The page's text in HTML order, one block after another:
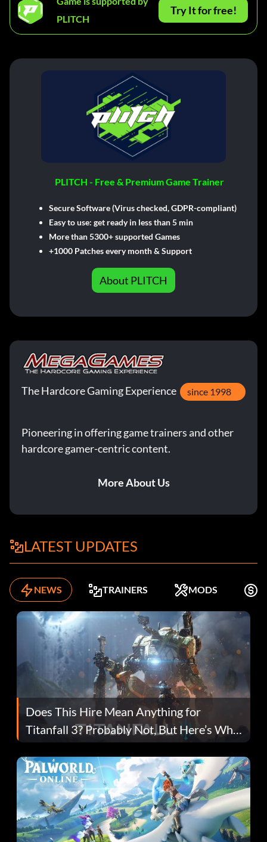
PLITCH
Try It for free!
PLITCH - Free & Premium Game Trainer
Secure Software (Virus checked, GDPR-compliant)
Easy to use: get ready in less than 5 min
More than 5300+ supported Games
+1000 Patches every month & Support
About PLITCH
The Hardcore Gaming Experience since 1998
Pioneering in offering game trainers and other
hardcore gamer-centric content.
More About Us
LATEST UPDATES
NEWS TRAINERS MODS
Does This Hire Mean Anything for
Titanfall 3? Probably Not, But Here’s Why
Fans Are Hopeful